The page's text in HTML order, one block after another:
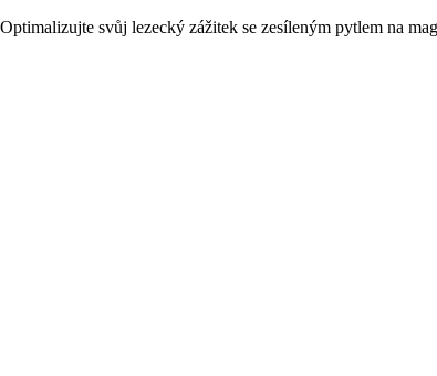
Optimalizujte svůj lezecký zážitek se zesíleným pytlem na